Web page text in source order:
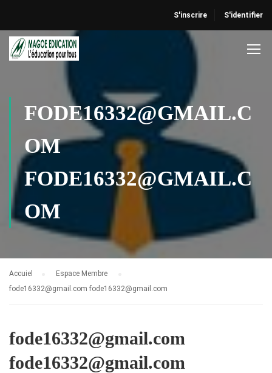
S'inscrire S'identifier
FODE16332@GMAIL.C
OM
FODE16332@GMAIL.C
OM
Accuiel
Espace Membre
fode16332@gmail.com fode16332@gmail.com
fode16332@gmail.com
fode16332@gmail.com